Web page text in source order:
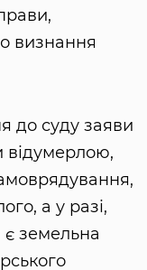
визнання
до суду заяви
а у разі,
земельна